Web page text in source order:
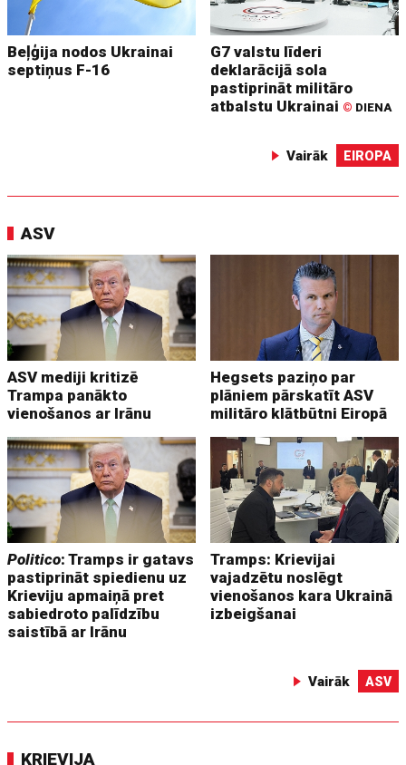
Beļģija nodos Ukrainai
septiņus F-16
G7 valstu līderi
deklarācijā sola
pastiprināt militāro
atbalstu Ukrainai © DIENA
Vairāk EIROPA
ASV
ASV mediji kritizē
Trampa panākto
vienošanos ar Irānu
Hegsets paziņo par
plāniem pārskatīt ASV
militāro klātbūtni Eiropā
Politico: Tramps ir gatavs
pastiprināt spiedienu uz
Krieviju apmaiņā pret
sabiedroto palīdzību
saistībā ar Irānu
Tramps: Krievijai
vajadzētu noslēgt
vienošanos kara Ukrainā
izbeigšanai
Vairāk ASV
KRIEVIJA